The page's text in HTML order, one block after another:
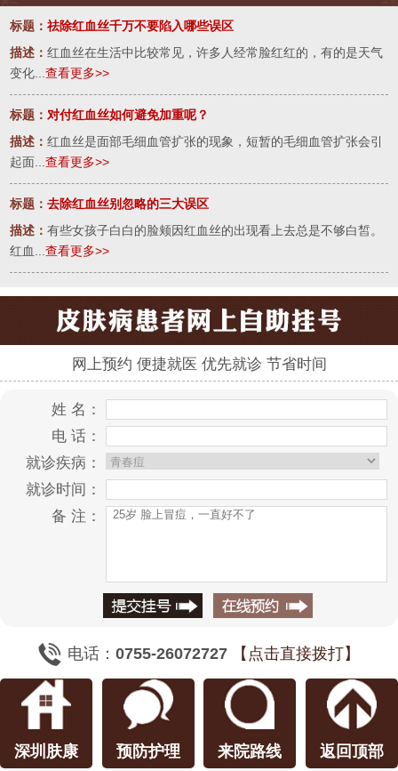
标题：祛除红血丝千万不要陷入哪些误区
描述：红血丝在生活中比较常见，许多人经常脸红红的，有的是天气
变化...查看更多>>
标题： 对付红血丝如何避免加重呢？
描述：红血丝是面部毛细血管扩张的现象，短暂的毛细血管扩张会引
起面...查看更多>>
标题：去除红血丝别忽略的三大误区
描述：有些女孩子白白的脸颊因红血丝的出现看上去总是不够白皙。
红血...查看更多>>
网上预约 便捷就医 优先就诊 节省时间
姓 名：
电 话：
就诊疾病：
就诊时间：
备 注：
电话：0755-26072727 【点击直接拨打】
深圳肤康 预防护理 来院路线 返回顶部